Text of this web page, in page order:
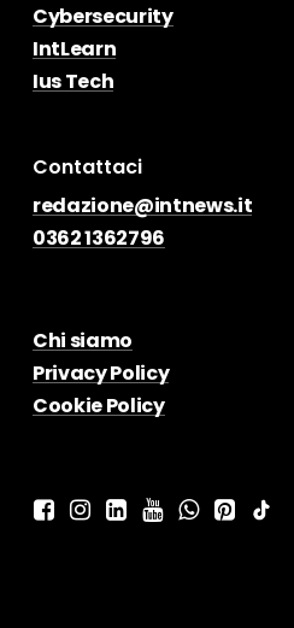
Cybersecurity
IntLearn
Ius Tech
Contattaci
redazione@intnews.it
0362 1362796
Chi siamo
Privacy Policy
Cookie Policy